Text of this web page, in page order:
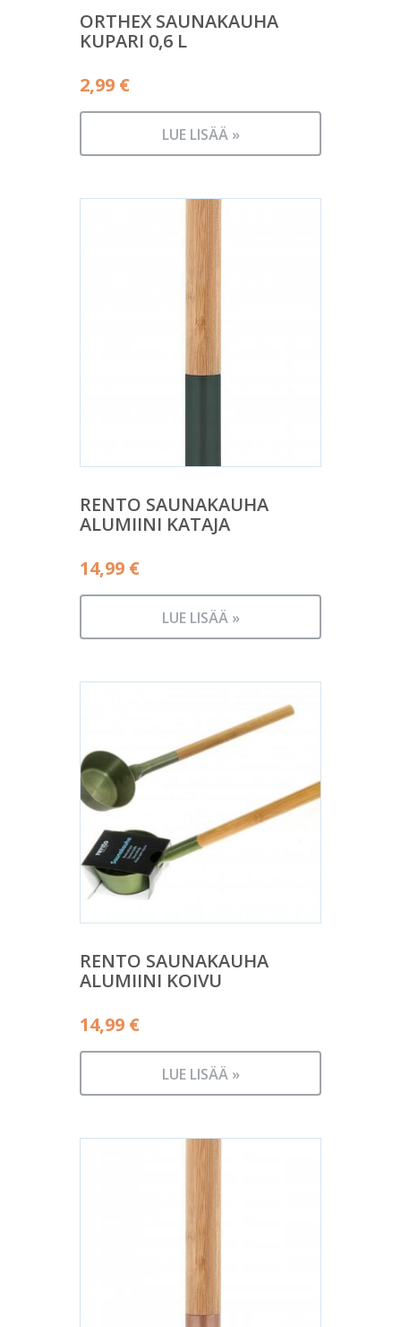
ORTHEX SAUNAKAUHA
KUPARI 0,6 L
2,99 €
LUE LISÄÄ »
RENTO SAUNAKAUHA
ALUMIINI KATAJA
14,99 €
LUE LISÄÄ »
RENTO SAUNAKAUHA
ALUMIINI KOIVU
14,99 €
LUE LISÄÄ »